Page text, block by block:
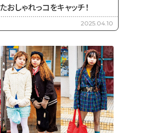
おしゃれっコをキャッチ！
2025.04.10